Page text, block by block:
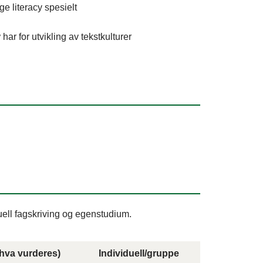
literacy spesielt
for utvikling av tekstkulturer
fagskriving og egenstudium.
vurderes) Individuell/gruppe